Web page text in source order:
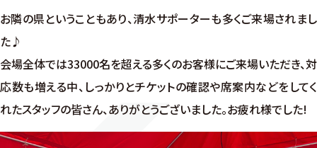
お隣の県ということもあり、清水サポーターも多くご来場されまし
た♪
会場全体では33000名を超える多くのお客様にご来場いただき、対
応数も増える中、しっかりとチケットの確認や席案内などをしてく
れたスタッフの皆さん、ありがとうございました。お疲れ様でした!